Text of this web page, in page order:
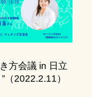
方会議 in 日立
（2022.2.11）